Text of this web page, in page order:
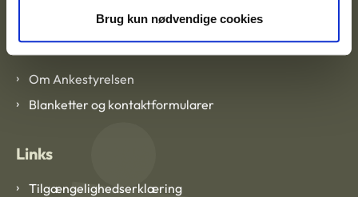
Brug kun nødvendige cookies
Om Ankestyrelsen
Om Ankestyrelsen
Blanketter og kontaktformularer
Links
Tilgængelighedserklæring